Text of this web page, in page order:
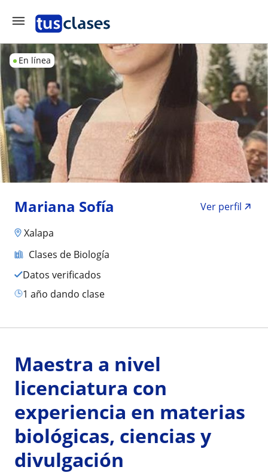
En línea
Mariana Sofía
Ver perfil
Xalapa
Clases de Biología
Datos verificados
1 año dando clase
Maestra a nivel
licenciatura con
experiencia en materias
biológicas, ciencias y
divulgación